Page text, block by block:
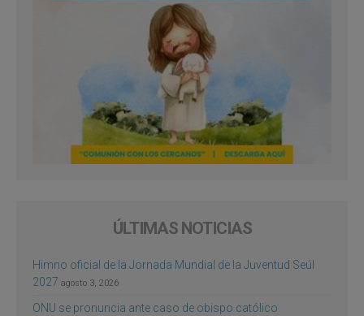
ÚLTIMAS NOTICIAS
Himno oficial de la Jornada Mundial de la Juventud Seúl
2027 agosto 3, 2026
ONU se pronuncia ante caso de obispo católico